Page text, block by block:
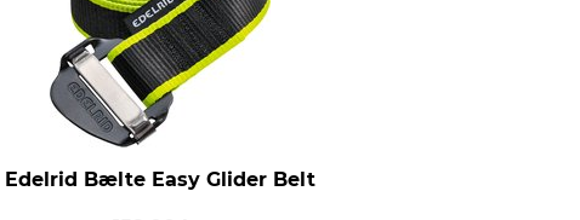
Edelrid Bælte Easy Glider Belt